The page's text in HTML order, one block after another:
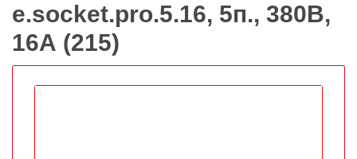
e.socket.pro.5.16, 5п., 380В,
16А (215)